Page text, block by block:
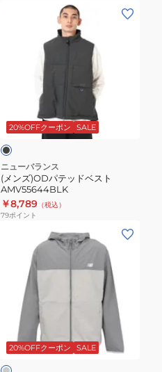
ベ
ス
ト
AMV55644BLK
20%OFFクーポン SALE
ニューバランス
(メンズ)ODパテッドベスト
AMV55644BLK
￥8,789 （税込）
79ポイント
ズ)Athletics
ジ
ャ
20%OFFクーポン SALE